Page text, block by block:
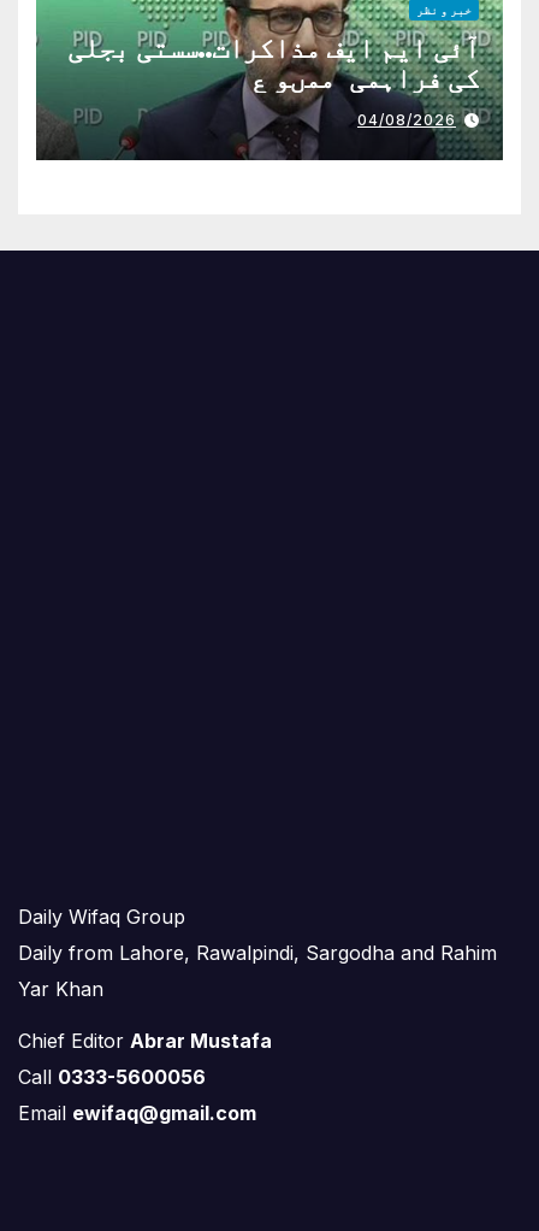
خبر و نظر
آئی ایم ایف مذاکرات..سستی بجلی
کی فراہمی ممںو ع
04/08/2026
Daily Wifaq Group
Daily from Lahore, Rawalpindi, Sargodha and Rahim
Yar Khan
Chief Editor Abrar Mustafa
Call 0333-5600056
Email ewifaq@gmail.com